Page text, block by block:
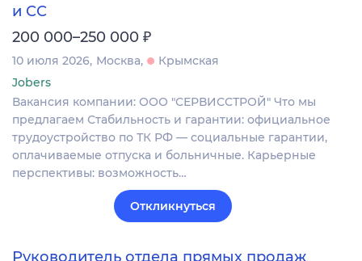
и СС
200 000–250 000 ₽
10 июля 2026 Москва
Крымская
Jobers
Вакансия компании: ООО "СЕРВИССТРОЙ" Что мы
предлагаем Стабильность и гарантии: официальное
трудоустройство по ТК РФ — социальные гарантии,
оплачиваемые отпуска и больничные. Карьерные
перспективы: возможность…
Откликнуться
Руководитель отдела прямых продаж